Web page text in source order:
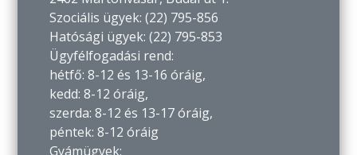
Szociális ügyek: (22) 795-856
Hatósági ügyek: (22) 795-853
Ügyfélfogadási rend:
hétfő: 8-12 és 13-16 óráig,
kedd: 8-12 óráig,
szerda: 8-12 és 13-17 óráig,
péntek: 8-12 óráig
Gyámügyek: